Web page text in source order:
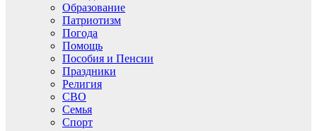
Образование
Патриотизм
Погода
Помощь
Пособия и Пенсии
Праздники
Религия
СВО
Семья
Спорт